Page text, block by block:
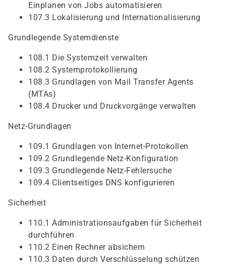
Einplanen von Jobs automatisieren
107.3 Lokalisierung und Internationalisierung
Grundlegende Systemdienste
108.1 Die Systemzeit verwalten
108.2 Systemprotokollierung
108.3 Grundlagen von Mail Transfer Agents
(MTAs)
108.4 Drucker und Druckvorgänge verwalten
Netz-Grundlagen
109.1 Grundlagen von Internet-Protokollen
109.2 Grundlegende Netz-Konfiguration
109.3 Grundlegende Netz-Fehlersuche
109.4 Clientseitiges DNS konfigurieren
Sicherheit
110.1 Administrationsaufgaben für Sicherheit
durchführen
110.2 Einen Rechner absichern
110.3 Daten durch Verschlüsselung schützen